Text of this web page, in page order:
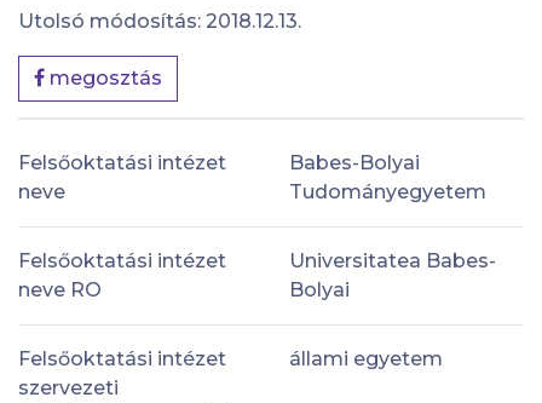
Utolsó módosítás: 2018.12.13.
megosztás
Felsőoktatási intézet
neve
Babes-Bolyai
Tudományegyetem
Felsőoktatási intézet
neve RO
Universitatea Babes-
Bolyai
Felsőoktatási intézet
szervezeti
állami egyetem